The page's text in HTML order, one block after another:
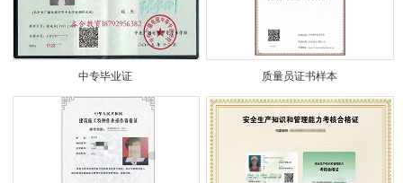
中专毕业证 质量员证书样本